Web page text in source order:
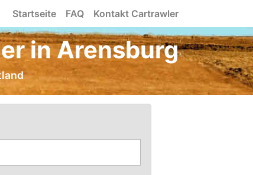
Startseite FAQ Kontakt Cartrawler
in Arensburg